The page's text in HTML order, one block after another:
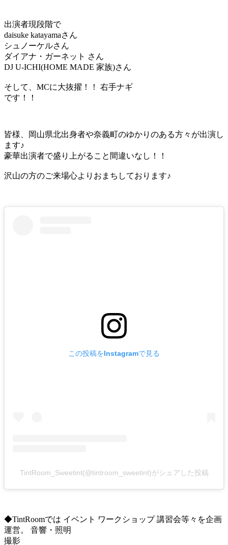
出演者現段階で
daisuke katayamaさん
シュノーケルさん
ダイアナ・ガーネット さん
DJ U-ICHI(HOME MADE 家族)さん
そして、MCに大抜擢！！ 右手ナギ
です！！
皆様、岡山県北出身者や奈義町のゆかりのある方々が出演し
ます♪
豪華出演者で盛り上がること間違いなし！！
沢山の方のご来場心よりおまちしております♪
この投稿をInstagramで見る
TintRoom_Sweetint(@tintroom_sweetint)がシェアした投稿
◆TintRoomでは イベント ワークショップ 講習会等々を企画
運営。 音響・照明
撮影